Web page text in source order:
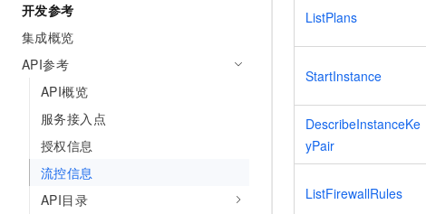
开发参考
集成概览
API参考
API概览
服务接入点
授权信息
流控信息
API目录
ListPlans
StartInstance
DescribeInstanceKe
yPair
ListFirewallRules